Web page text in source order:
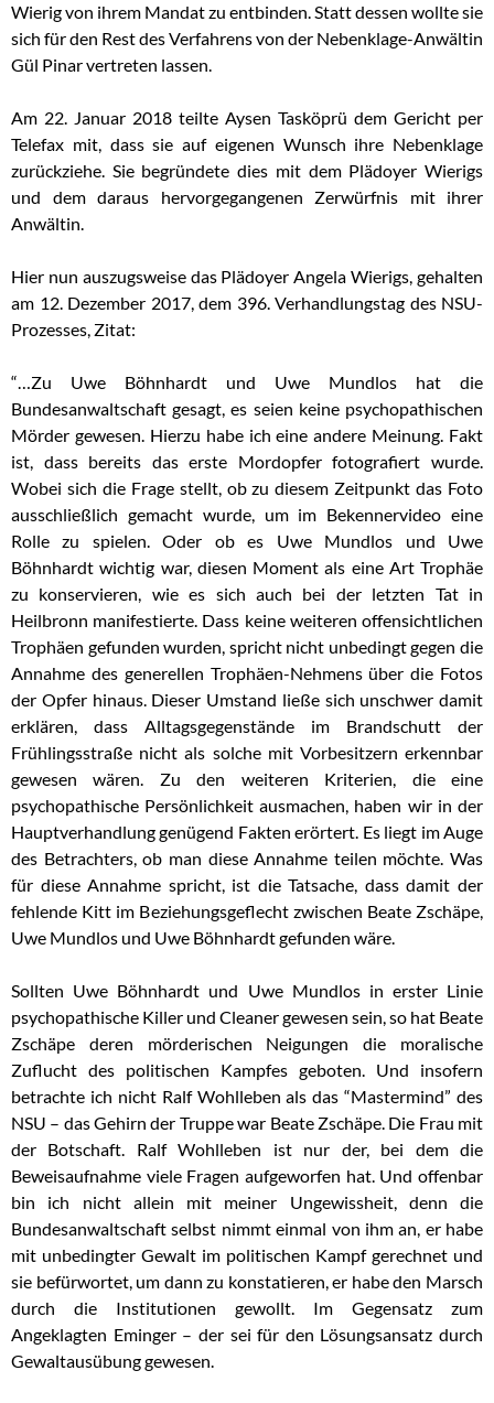
Wierig von ihrem Mandat zu entbinden. Statt dessen wollte sie
sich für den Rest des Verfahrens von der Nebenklage-Anwältin
Gül Pinar vertreten lassen.
Am 22. Januar 2018 teilte Aysen Tasköprü dem Gericht per
Telefax mit, dass sie auf eigenen Wunsch ihre Nebenklage
zurückziehe. Sie begründete dies mit dem Plädoyer Wierigs
und dem daraus hervorgegangenen Zerwürfnis mit ihrer
Anwältin.
Hier nun auszugsweise das Plädoyer Angela Wierigs, gehalten
am 12. Dezember 2017, dem 396. Verhandlungstag des NSU-
Prozesses, Zitat:
“…Zu Uwe Böhnhardt und Uwe Mundlos hat die
Bundesanwaltschaft gesagt, es seien keine psychopathischen
Mörder gewesen. Hierzu habe ich eine andere Meinung. Fakt
ist, dass bereits das erste Mordopfer fotografiert wurde.
Wobei sich die Frage stellt, ob zu diesem Zeitpunkt das Foto
ausschließlich gemacht wurde, um im Bekennervideo eine
Rolle zu spielen. Oder ob es Uwe Mundlos und Uwe
Böhnhardt wichtig war, diesen Moment als eine Art Trophäe
zu konservieren, wie es sich auch bei der letzten Tat in
Heilbronn manifestierte. Dass keine weiteren offensichtlichen
Trophäen gefunden wurden, spricht nicht unbedingt gegen die
Annahme des generellen Trophäen-Nehmens über die Fotos
der Opfer hinaus. Dieser Umstand ließe sich unschwer damit
erklären, dass Alltagsgegenstände im Brandschutt der
Frühlingsstraße nicht als solche mit Vorbesitzern erkennbar
gewesen wären. Zu den weiteren Kriterien, die eine
psychopathische Persönlichkeit ausmachen, haben wir in der
Hauptverhandlung genügend Fakten erörtert. Es liegt im Auge
des Betrachters, ob man diese Annahme teilen möchte. Was
für diese Annahme spricht, ist die Tatsache, dass damit der
fehlende Kitt im Beziehungsgeflecht zwischen Beate Zschäpe,
Uwe Mundlos und Uwe Böhnhardt gefunden wäre.
Sollten Uwe Böhnhardt und Uwe Mundlos in erster Linie
psychopathische Killer und Cleaner gewesen sein, so hat Beate
Zschäpe deren mörderischen Neigungen die moralische
Zuflucht des politischen Kampfes geboten. Und insofern
betrachte ich nicht Ralf Wohlleben als das “Mastermind” des
NSU – das Gehirn der Truppe war Beate Zschäpe. Die Frau mit
der Botschaft. Ralf Wohlleben ist nur der, bei dem die
Beweisaufnahme viele Fragen aufgeworfen hat. Und offenbar
bin ich nicht allein mit meiner Ungewissheit, denn die
Bundesanwaltschaft selbst nimmt einmal von ihm an, er habe
mit unbedingter Gewalt im politischen Kampf gerechnet und
sie befürwortet, um dann zu konstatieren, er habe den Marsch
durch die Institutionen gewollt. Im Gegensatz zum
Angeklagten Eminger – der sei für den Lösungsansatz durch
Gewaltausübung gewesen.